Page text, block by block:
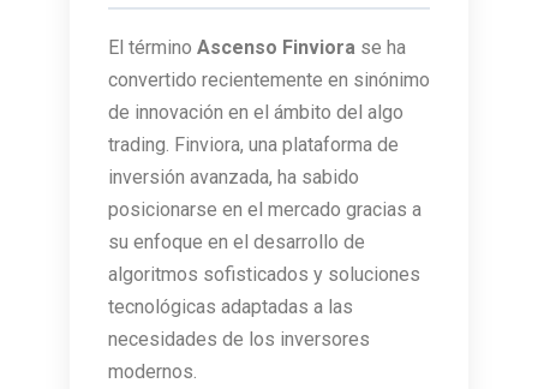
El término Ascenso Finviora se ha
convertido recientemente en sinónimo
de innovación en el ámbito del algo
trading. Finviora, una plataforma de
inversión avanzada, ha sabido
posicionarse en el mercado gracias a
su enfoque en el desarrollo de
algoritmos sofisticados y soluciones
tecnológicas adaptadas a las
necesidades de los inversores
modernos.